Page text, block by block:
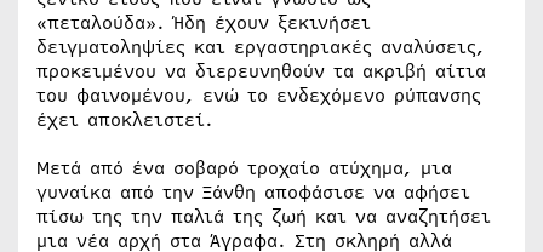
«πεταλούδα». Ήδη έχουν ξεκινήσει
δειγματοληψίες και εργαστηριακές αναλύσεις,
προκειμένου να διερευνηθούν τα ακριβή αίτια
του φαινομένου, ενώ το ενδεχόμενο ρύπανσης
έχει αποκλειστεί.
Μετά από ένα σοβαρό τροχαίο ατύχημα, μια
γυναίκα από την Ξάνθη αποφάσισε να αφήσει
πίσω της την παλιά της ζωή και να αναζητήσει
μια νέα αρχή στα Άγραφα. Στη σκληρή αλλά